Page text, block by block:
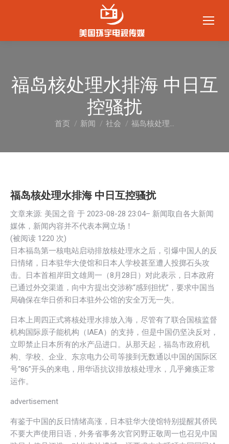
福岛核处理水排海 中日互
控骚扰
您在这里：
首页 新闻 社会 福岛核处理…
福岛核处理水排海 中日互控骚扰
文章来源: 美国之音 于 2023-08-28 23:04– 新闻取自各大新闻
媒体，新闻内容并不代表本网立场！
(被阅读 1220 次)
日本福岛第一核电站启动排放核处理水之后，引爆中国人的反
日情绪，日本驻华大使馆和日本人学校甚至遭人投掷石头攻
击。日本首相岸田文雄周一（8月28日）对此表示，日本政府
已通过外交渠道，向中方提出交涉称“感到担忧”，要求中国当
局确保在华日侨和日本驻外公馆的安全万无一失。
日本上周四正式将核处理水排放入海，尽管有了联合国核监督
机构国际原子能机构（IAEA）的支持，但是中国仍坚决反对，
立即禁止日本所有的水产品进口。从那天起，福岛市政府机
构、学校、企业、东京电力公司等接到无数通以中国的国际区
号“86”开头的来电，用华语抗议排放核处理水，几乎瘫痪正常
运作。
advertisement
有鉴于中国的反日情绪高涨，日本驻华大使馆特别提醒其侨民
不要大声使用日语，外务省事务次官冈野正敬周一也召见中国